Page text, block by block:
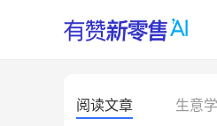
阅读文章 生意